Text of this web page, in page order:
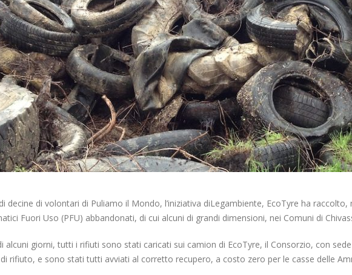
decine di volontari di Puliamo il Mondo, l’iniziativa diLegambiente, EcoTyre ha
Fuori Uso (PFU) abbandonati, di cui alcuni di grandi dimensioni, nei Comuni di
alcuni giorni, tutti i rifiuti sono stati caricati sui camion di EcoTyre, il Consorzio, con
rifiuto, e sono stati tutti avviati al corretto recupero, a costo zero per le casse delle